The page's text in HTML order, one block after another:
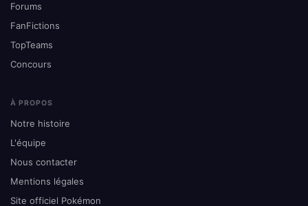
Forums
FanFictions
TopTeams
Concours
À PROPOS
Notre histoire
L'équipe
Nous contacter
Mentions légales
Site officiel Pokémon